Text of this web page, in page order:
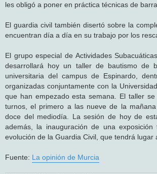
les obligó a poner en práctica técnicas de
El guardia civil también disertó sobre la
encuentran día a día en su trabajo por los
El grupo especial de Actividades
desarrollará hoy un taller de bautismo de
universitaria del campus de Espinardo,
organizadas conjuntamente con la
que han empezado esta semana. El taller
turnos, el primero a las nueve de la
doce del mediodía. La sesión de hoy de
además, la inauguración de una exposición
evolución de la Guardia Civil, que tendrá lugar
Fuente: La opinión de Murcia